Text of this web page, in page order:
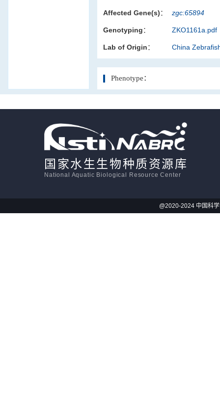
Affected Gene(s)： zgc:65894
Genotyping： ZKO1161a.pdf
Lab of Origin： China
Phenotype：
国家水生生物种质资源库
National Aquatic Biological Resource Center
@2020-2024 中国科